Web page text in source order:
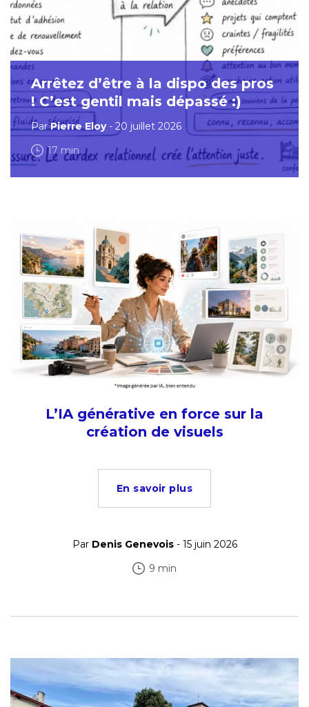
Arrêtez d’être à la dispo des pros
! C’est gentil mais dépassé :)
ParPierre Eloy- 20 juillet 2026
17 min
L’IA générative en force sur la
création de visuels
En savoir plus
Par Denis Genevois- 15 juin 2026
9 min